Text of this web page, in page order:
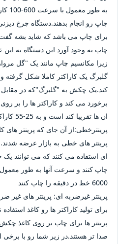
به
چاپ رو انجام بدهند.دستگاه چرخ
برای چاپ می باشد که شاید بشه
چاپ به وجود آورد این دستگاه به
زیرا مکانسیم چاپ مانند یک "گل
گلبرگ یک کاراکتر کاملا شکل گرفته
کند.یک چکش به "گلبرگ"که در مقابل
برخورد می کند و کاراکتر ها را بر
ان ها تقریبا کند است و به 25-55 کاراکتر در ثانیه می رسد.
پرینترخطی:از آن جای که پرینتر های
پرینتر های خطی به بازار عرضه
ای استفاده می کنند که می توانند
6000 خط در دقیقه را چاپ کنند
پرینتر غیرضربه ای: پرینتر های غیر
برای تولید کاراکتر ها رو کاغذ
پرینتر ها برای چاپ بر روی کاغذ
صدا تر هستند.در زیر شما رو با برخی